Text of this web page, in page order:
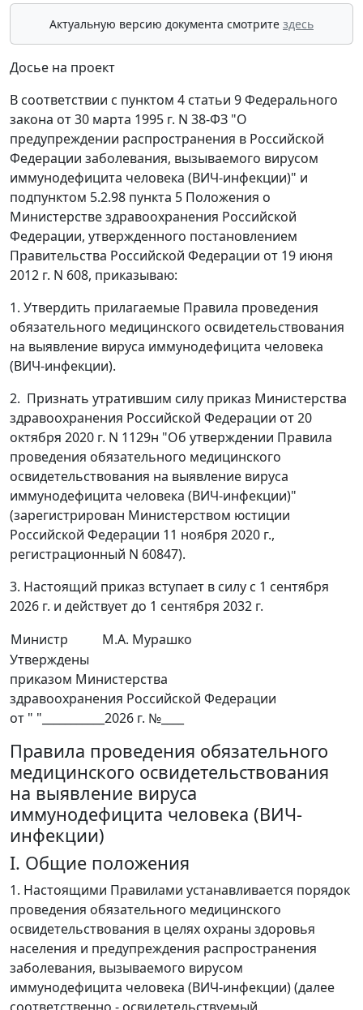
Актуальную версию документа смотрите здесь
Досье на проект
В соответствии с пунктом 4 статьи 9 Федерального
закона от 30 марта 1995 г. N 38-ФЗ "О
предупреждении распространения в Российской
Федерации заболевания, вызываемого вирусом
иммунодефицита человека (ВИЧ-инфекции)" и
подпунктом 5.2.98 пункта 5 Положения о
Министерстве здравоохранения Российской
Федерации, утвержденного постановлением
Правительства Российской Федерации от 19 июня
2012 г. N 608, приказываю:
1. Утвердить прилагаемые Правила проведения
обязательного медицинского освидетельствования
на выявление вируса иммунодефицита человека
(ВИЧ-инфекции).
2. Признать утратившим силу приказ Министерства
здравоохранения Российской Федерации от 20
октября 2020 г. N 1129н "Об утверждении Правила
проведения обязательного медицинского
освидетельствования на выявление вируса
иммунодефицита человека (ВИЧ-инфекции)"
(зарегистрирован Министерством юстиции
Российской Федерации 11 ноября 2020 г.,
регистрационный N 60847).
3. Настоящий приказ вступает в силу с 1 сентября
2026 г. и действует до 1 сентября 2032 г.
Министр
М.А. Мурашко
Утверждены
приказом Министерства
здравоохранения Российской Федерации
от " "___________2026 г. №____
Правила проведения обязательного
медицинского освидетельствования
на выявление вируса
иммунодефицита человека (ВИЧ-
инфекции)
I. Общие положения
1. Настоящими Правилами устанавливается порядок
проведения обязательного медицинского
освидетельствования в целях охраны здоровья
населения и предупреждения распространения
заболевания, вызываемого вирусом
иммунодефицита человека (ВИЧ-инфекции) (далее